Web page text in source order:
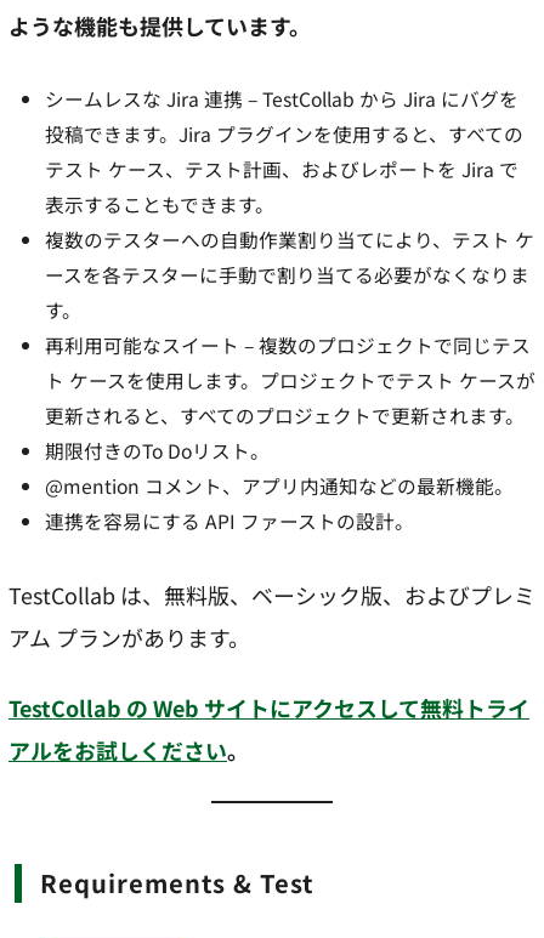
ような機能も提供しています。
シームレスな Jira 連携 – TestCollab から Jira にバグを
投稿できます。Jira プラグインを使用すると、すべての
テスト ケース、テスト計画、およびレポートを Jira で
表示することもできます。
複数のテスターへの自動作業割り当てにより、テスト ケ
ースを各テスターに​​手動で割り当てる必要がなくなりま
す。
再利用可能なスイート – 複数のプロジェクトで同じテス
ト ケースを使用します。プロジェクトでテスト ケースが
更新されると、すべてのプロジェクトで更新されます。
期限付きのTo Doリスト。
@mention コメント、アプリ内通知などの最新機能。
連携を容易にする API ファーストの設計。
TestCollab は、無料版、ベーシック版、およびプレミ
アム プランがあります。
TestCollab の Web サイトにアクセスして無料トライ
アルをお試しください。
Requirements & Test